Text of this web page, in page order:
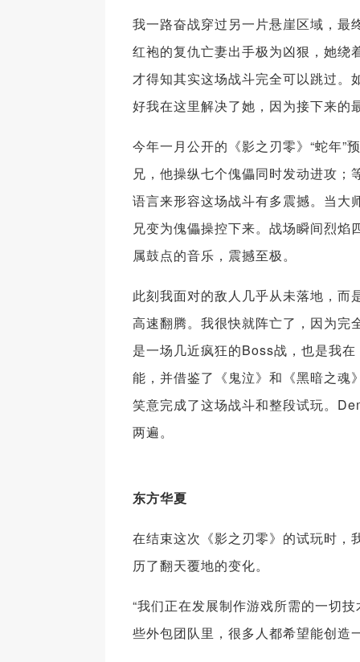
我一路奋战穿过另一片悬崖区域，
红袍的复仇亡妻出手极为凶狠，她绕
才得知其实这场战斗完全可以跳过。
好我在这里解决了她，因为接下来
今年一月公开的《影之刃零》“蛇年”
兄，他操纵七个傀儡同时发动进攻
语言来形容这场战斗有多震撼。当大
兄变为傀儡操控下来。战场瞬间烈
属鼓点的音乐，震撼至极。
此刻我面对的敌人几乎从未落地，而
高速翻腾。我很快就阵亡了，因为完
是一场几近疯狂的Boss战，也是我
能，并借鉴了《鬼泣》和《黑暗之魂
笑意完成了这场战斗和整段试玩。
两遍。
东方华夏
在结束这次《影之刃零》的试玩时，
历了翻天覆地的变化。
“我们正在发展制作游戏所需的一切
些外包团队里，很多人都希望能创造